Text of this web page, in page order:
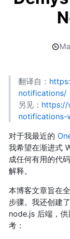
翻译自：
notifications/
另见： https://
notifications-
对于我最近的
我希望在渐进式
成任何有用的代
解释。
本博客文章旨在
步骤。我还创建
node.js 后端，
考：